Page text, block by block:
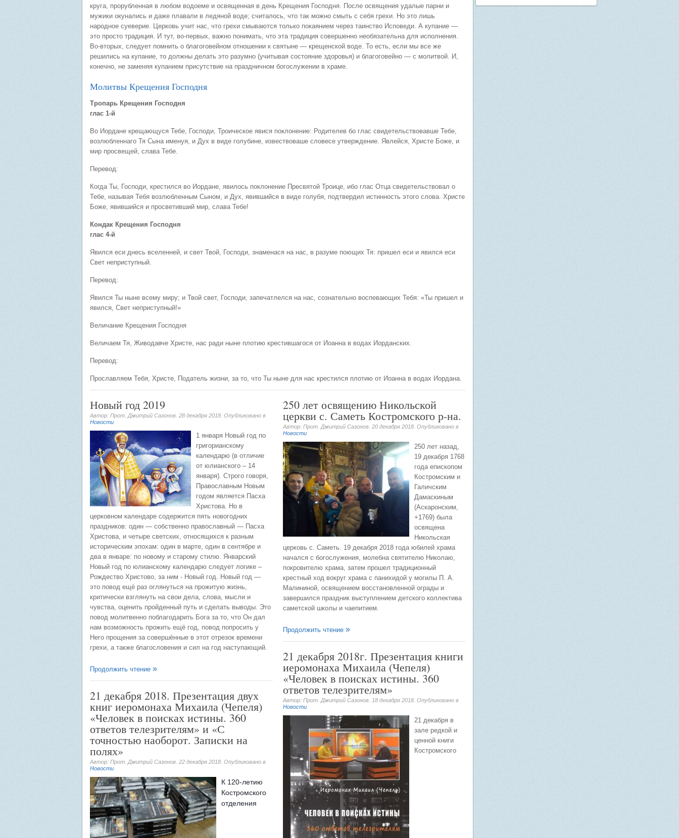
круга, прорубленная в любом водоеме и освященная в день Крещения Господня. После освящения удалые парни и
мужики окунались и даже плавали в ледяной воде; считалось, что так можно смыть с себя грехи. Но это лишь
народное суеверие. Церковь учит нас, что грехи смываются только покаянием через таинство Исповеди. А купание —
это просто традиция. И тут, во-первых, важно понимать, что эта традиция совершенно необязательна для исполнения.
Во-вторых, следует помнить о благоговейном отношении к святыне — крещенской воде. То есть, если мы все же
решились на купание, то должны делать это разумно (учитывая состояние здоровья) и благоговейно — с молитвой. И,
конечно, не заменяя купанием присутствие на праздничном богослужении в храме.
Молитвы Крещения Господня
Тропарь Крещения Господня
глас 1-й
Во Иордане крещающуся Тебе, Господи, Троическое явися поклонение: Родителев бо глас свидетельствовавше Тебе,
возлюбленнаго Тя Сына именуя, и Дух в виде голубине, извествоваше словесе утверждение. Явлейся, Христе Боже, и
мир просвещей, слава Тебе.
Перевод:
Когда Ты, Господи, крестился во Иордане, явилось поклонение Пресвятой Троице, ибо глас Отца свидетельствовал о
Тебе, называя Тебя возлюбленным Сыном, и Дух, явившийся в виде голубя, подтвердил истинность этого слова. Христе
Боже, явившийся и просветивший мир, слава Тебе!
Кондак Крещения Господня
глас 4-й
Явился еси днесь вселенней, и свет Твой, Господи, знаменася на нас, в разуме поющих Тя: пришел еси и явился еси
Свет неприступный.
Перевод:
Явился Ты ныне всему миру; и Твой свет, Господи, запечатлелся на нас, сознательно воспевающих Тебя: «Ты пришел и
явился, Свет неприступный!»
Величание Крещения Господня
Величаем Тя, Живодавче Христе, нас ради ныне плотию крестившагося от Иоанна в водах Иорданских.
Перевод:
Прославляем Тебя, Христе, Податель жизни, за то, что Ты ныне для нас крестился плотию от Иоанна в водах Иордана.
Новый год 2019
Автор: Прот. Дмитрий Сазонов. 28 декабря 2018 . Опубликовано в
Новости
1 января Новый год по
григорианскому
календарю (в отличие
от юлианского – 14
января). Строго говоря,
Православным Новым
годом является Пасха
Христова. Но в
церковном календаре содержится пять новогодних
праздников: один — собственно православный — Пасха
Христова, и четыре светских, относящихся к разным
историческим эпохам: один в марте, один в сентябре и
два в январе: по новому и старому стилю. Январский
Новый год по юлианскому календарю следует логике –
Рождество Христово, за ним - Новый год. Новый год —
это повод ещё раз оглянуться на прожитую жизнь,
критически взглянуть на свои дела, слова, мысли и
чувства, оценить пройденный путь и сделать выводы. Это
повод молитвенно поблагодарить Бога за то, что Он дал
нам возможность прожить ещё год, повод попросить у
Него прощения за совершённые в этот отрезок времени
грехи, а также благословения и сил на год наступающий.
Продолжить чтение
21 декабря 2018. Презентация двух
книг иеромонаха Михаила (Чепеля)
«Человек в поисках истины. 360
ответов телезрителям» и «С
точностью наоборот. Записки на
полях»
Автор: Прот. Дмитрий Сазонов. 22 декабря 2018 . Опубликовано в
Новости
К 120-летию
Костромского
отделения
250 лет освящению Никольской
церкви с. Саметь Костромского р-на.
Автор: Прот. Дмитрий Сазонов. 20 декабря 2018. Опубликовано в
Новости
250 лет назад,
19 декабря 1768
года епископом
Костромским и
Галичским
Дамаскиным
(Аскаронским,
+1769) была
освящена
Никольская
церковь с. Саметь. 19 декабря 2018 года юбилей храма
начался с богослужения, молебна святителю Николаю,
покровителю храма, затем прошел традиционный
крестный ход вокруг храма с панихидой у могилы П. А.
Малининой, освящением восстановленной ограды и
завершился праздник выступлением детского коллектива
саметской школы и чаепитием.
Продолжить чтение
21 декабря 2018г. Презентация книги
иеромонаха Михаила (Чепеля)
«Человек в поисках истины. 360
ответов телезрителям»
Автор: Прот. Дмитрий Сазонов. 18 декабря 2018. Опубликовано в
Новости
21 декабря в
зале редкой и
ценной книги
Костромского